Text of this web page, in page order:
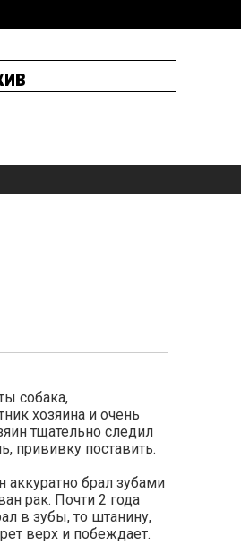
собака,
хозяина и очень
тщательно следил
прививку поставить.
брал зубами
рак. Почти 2 года
в зубы, то штанину,
верх и побеждает.